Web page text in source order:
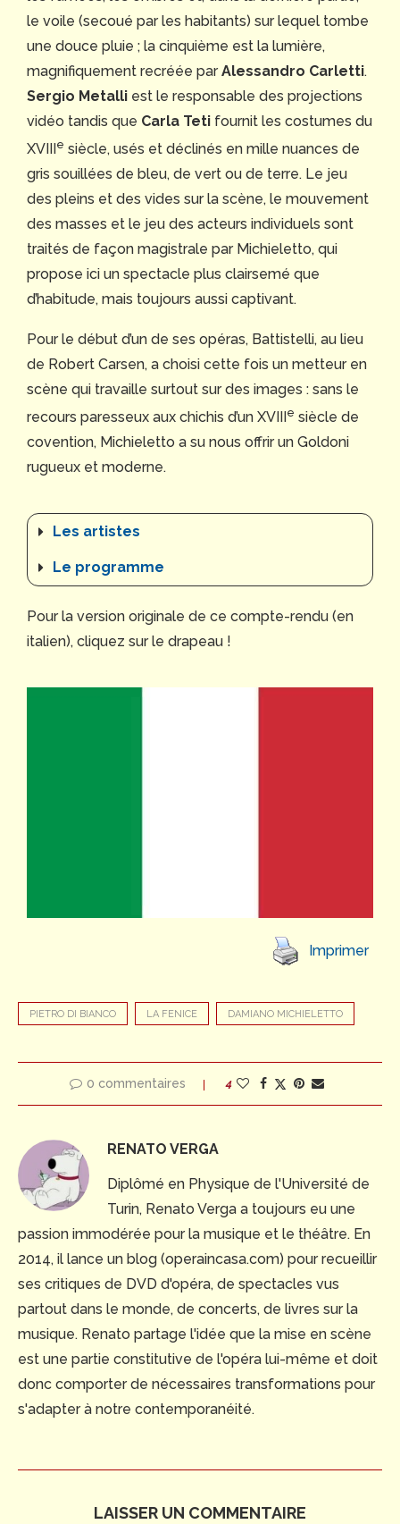
le voile (secoué par les habitants) sur lequel tombe
une douce pluie ; la cinquième est la lumière,
magnifiquement recréée parAlessandro Carletti.
Sergio Metalli est le responsable des projections
vidéo tandis que Carla Teti fournit les costumes du
XVIIIe siècle, usés et déclinés en mille nuances de
gris souillées de bleu, de vert ou de terre. Le jeu
des pleins et des vides sur la scène, le mouvement
des masses et le jeu des acteurs individuels sont
traités de façon magistrale par Michieletto, qui
propose ici un spectacle plus clairsemé que
d’habitude, mais toujours aussi captivant.
Pour le début d’un de ses opéras, Battistelli, au lieu
de Robert Carsen, a choisi cette fois un metteur en
scène qui travaille surtout sur des images : sans le
recours paresseux aux chichis d’un XVIII
e siècle de
covention, Michieletto a su nous offrir un Goldoni
rugueux et moderne.
Les artistes
Le programme
Pour la version originale de ce compte-rendu (en
italien), cliquez sur le drapeau !
Imprimer
PIETRO DI BIANCO LA FENICE DAMIANO MICHIELETTO
0 commentaires 4
RENATO VERGA
Diplômé en Physique de l'Université de
Turin, Renato Verga a toujours eu une
passion immodérée pour la musique et le théâtre. En
2014, il lance un blog (operaincasa.com) pour recueillir
ses critiques de DVD d'opéra, de spectacles vus
partout dans le monde, de concerts, de livres sur la
musique. Renato partage l'idée que la mise en scène
est une partie constitutive de l'opéra lui-même et doit
donc comporter de nécessaires transformations pour
s'adapter à notre contemporanéité.
LAISSER UN COMMENTAIRE